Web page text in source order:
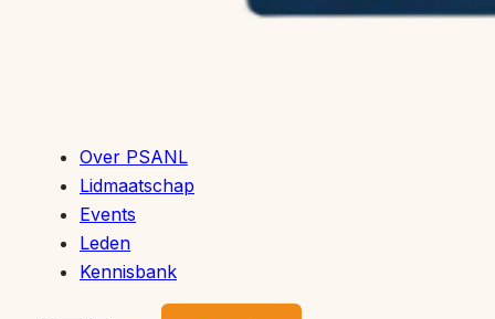
Over PSANL
Lidmaatschap
Events
Leden
Kennisbank